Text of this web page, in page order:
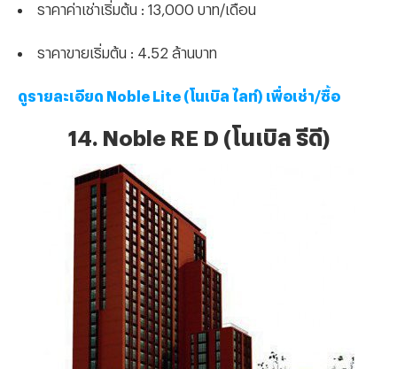
ราคาค่าเช่าเริ่มต้น : 13,000 บาท/เดือน
ราคาขายเริ่มต้น : 4.52 ล้านบาท
ดูรายละเอียด Noble Lite (โนเบิล ไลท์) เพื่อเช่า/ซื้อ
14. Noble RE D (โนเบิล รีดี)